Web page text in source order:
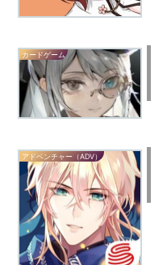
カードゲーム
アドベンチャー（ADV）